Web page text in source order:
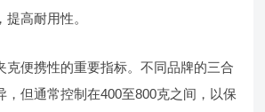
高耐用性。
克便携性的重要指标。不同品牌的三合
，但通常控制在400至800克之间，以保